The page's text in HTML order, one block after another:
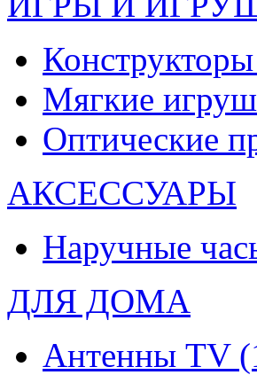
Конструкторы
Мягкие
Оптические
АКСЕССУАРЫ
Наручные
ДЛЯ ДОМА
Антенны TV